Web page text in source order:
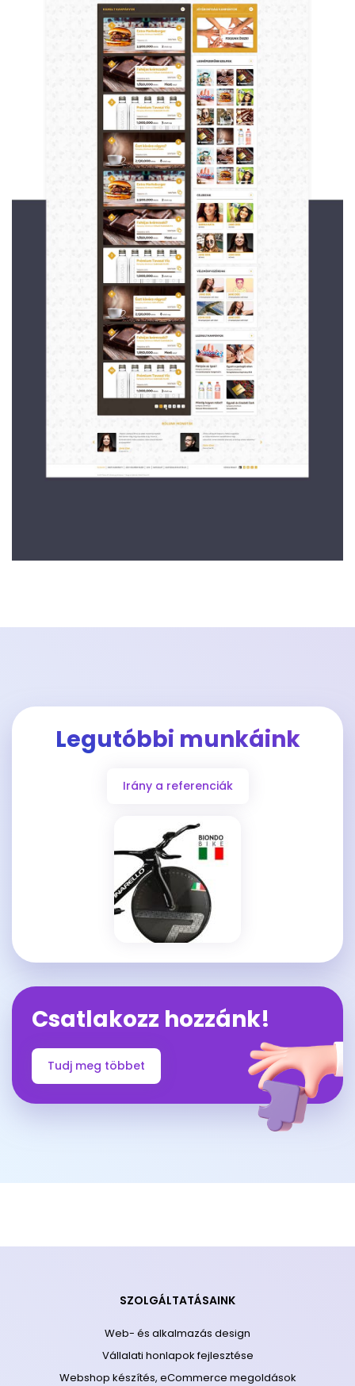
Legutóbbi munkáink
Irány a referenciák
Csatlakozz hozzánk!
Tudj meg többet
SZOLGÁLTATÁSAINK
Web- és alkalmazás design
Vállalati honlapok fejlesztése
Webshop készítés, eCommerce megoldások